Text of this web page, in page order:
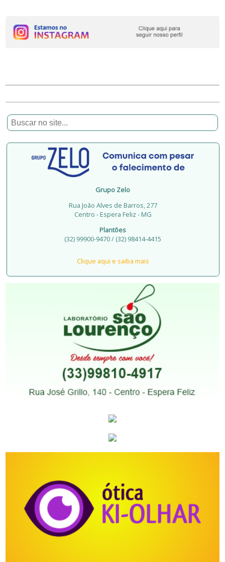
Grupo Zelo
Rua João Alves de Barros, 277
Centro - Espera Feliz - MG
Plantões
(32) 99900-9470 / (32) 98414-4415
Clique aqui e saiba mais